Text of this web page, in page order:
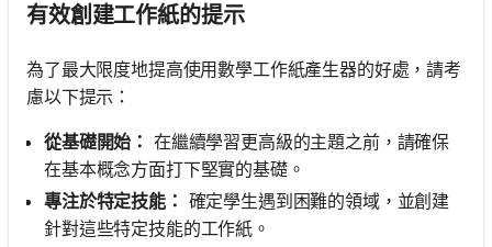
有效創建工作紙的提示
為了最大限度地提高使用數學工作紙產生器的好處，請考
慮以下提示：
從基礎開始： 在繼續學習更高級的主題之前，請確保
在基本概念方面打下堅實的基礎。
專注於特定技能： 確定學生遇到困難的領域，並創建
針對這些特定技能的工作紙。